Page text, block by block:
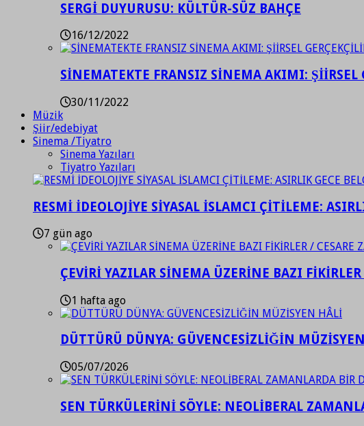
SERGİ DUYURUSU: KÜLTÜR-SÜZ BAHÇE
16/12/2022
SİNEMATEKTE FRANSIZ SİNEMA AKIMI: ŞİİRSEL
30/11/2022
Müzik
Şiir/edebiyat
Sinema /Tiyatro
Sinema Yazıları
Tiyatro Yazıları
RESMİ İDEOLOJİYE SİYASAL İSLAMCI ÇİTİLEME:
7 gün ago
ÇEVİRİ YAZILAR SİNEMA ÜZERİNE BAZI
1 hafta ago
DÜTTÜRÜ DÜNYA: GÜVENCESİZLİĞİN
05/07/2026
SEN TÜRKÜLERİNİ SÖYLE: NEOLİBERAL